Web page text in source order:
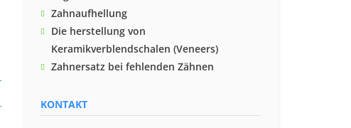
Zahnaufhellung
Die herstellung von
Keramikverblendschalen (Veneers)
Zahnersatz bei fehlenden Zähnen
KONTAKT